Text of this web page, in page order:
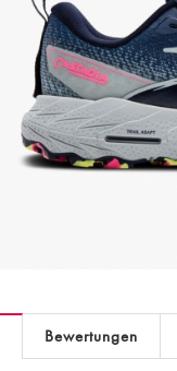
Bewertungen